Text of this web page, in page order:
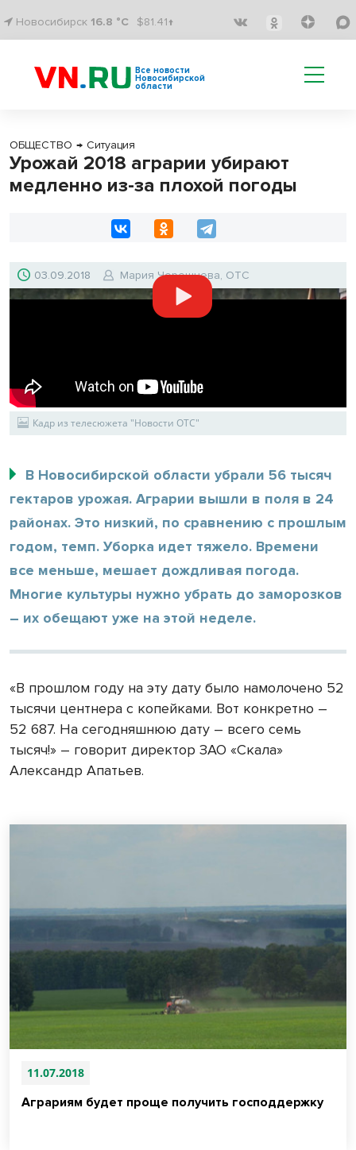
Новосибирск 16.8 °C $81.41↑
Все новости
Новосибирской
области
ОБЩЕСТВО → Ситуация
Урожай 2018 аграрии убирают
медленно из-за плохой погоды
03.09.2018 Мария Черешнева, ОТС
Кадр из телесюжета "Новости ОТС"
В Новосибирской области убрали 56 тысяч
гектаров урожая. Аграрии вышли в поля в 24
районах. Это низкий, по сравнению с прошлым
годом, темп. Уборка идет тяжело. Времени
все меньше, мешает дождливая погода.
Многие культуры нужно убрать до заморозков
– их обещают уже на этой неделе.
«В прошлом году на эту дату было намолочено 52
тысячи центнера с копейками. Вот конкретно –
52 687. На сегодняшнюю дату – всего семь
тысяч!» – говорит директор ЗАО «Скала»
Александр Апатьев.
11.07.2018
Аграриям будет проще получить господдержку